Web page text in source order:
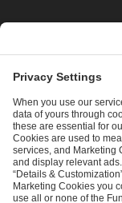
andPrivacy Policy